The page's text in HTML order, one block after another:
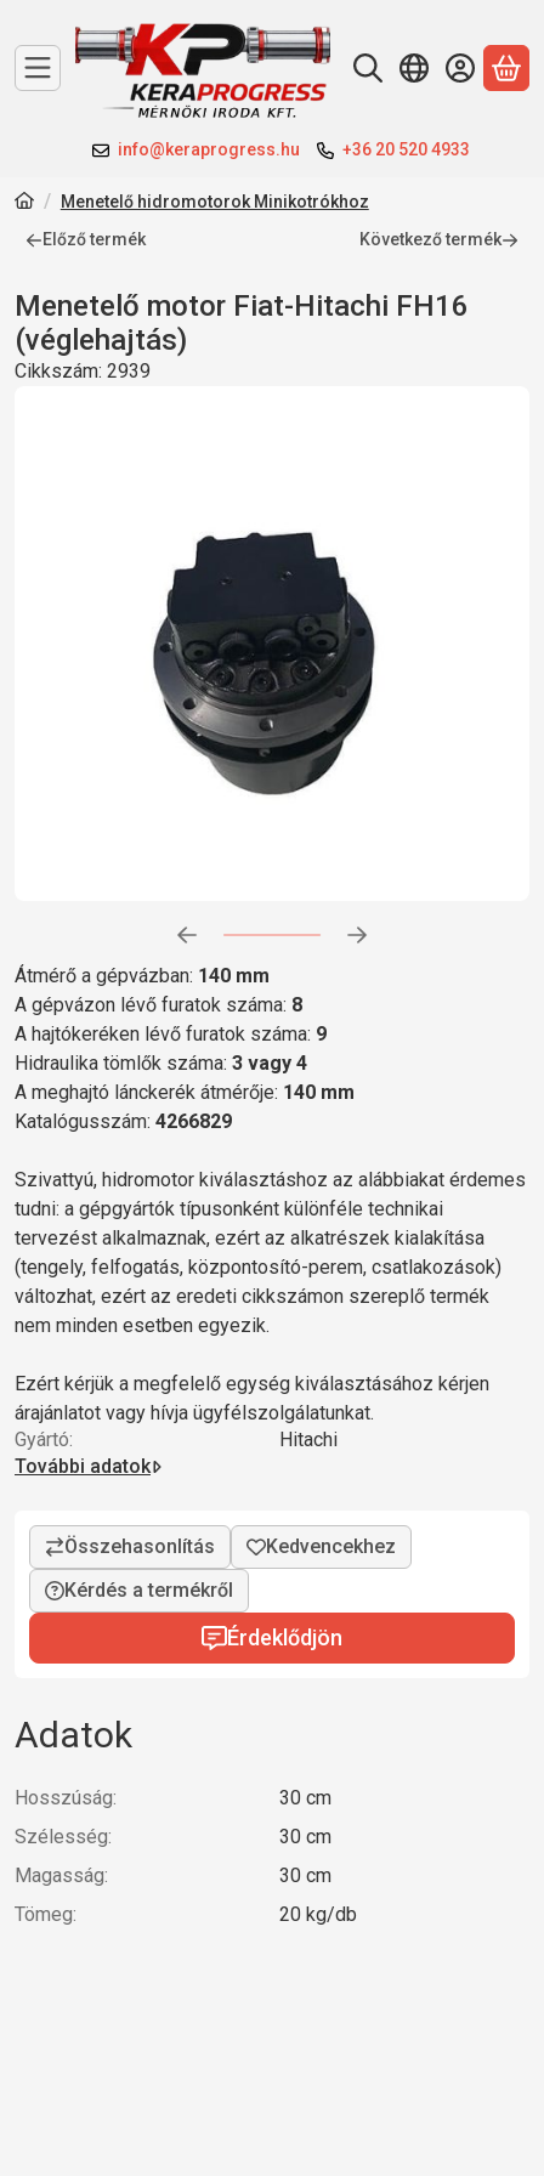
info@keraprogress.hu +36 20 520 4933
A
Menetelő hidromotorok Minikotrókhoz
Előző termék
Következő termék
Menetelő motor Fiat-Hitachi FH16
(véglehajtás)
Cikkszám: 2939
Átmérő a gépvázban: 140 mm
A gépvázon lévő furatok száma: 8
A hajtókeréken lévő furatok száma: 9
Hidraulika tömlők száma: 3 vagy 4
A meghajtó lánckerék átmérője: 140 mm
Katalógusszám: 4266829
Szivattyú, hidromotor kiválasztáshoz az alábbiakat érdemes
tudni: a gépgyártók típusonként különféle technikai
tervezést alkalmaznak, ezért az alkatrészek kialakítása
(tengely, felfogatás, központosító-perem, csatlakozások)
változhat, ezért az eredeti cikkszámon szereplő termék
nem minden esetben egyezik.
Ezért kérjük a megfelelő egység kiválasztásához kérjen
árajánlatot vagy hívja ügyfélszolgálatunkat.
Gyártó:
Hitachi
További adatok
Kérdés a termékről
Érdeklődjön
Adatok
Hosszúság:
30 cm
Szélesség:
30 cm
Magasság:
30 cm
Tömeg:
20 kg/db